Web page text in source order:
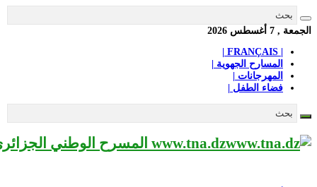
الجمعة , 7 أغسطس 2026
المسارح الجهوية |
المهرجانات |
فضاء الطفل |
www.tna.dz المسرح الوطني الجزائري مؤسسة ثقافية عريقة تابعة لوزارة الثقافة-الجزائر، يحمل اسم العميد «محي الدين بشطارزي».